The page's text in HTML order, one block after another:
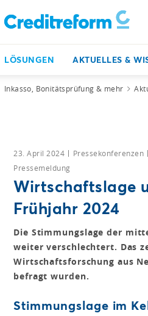
LÖSUNGEN AKTUELLES &
Inkasso, Bonitätsprüfung & mehr
23. April 2024 Pressekonferenzen
Pressemeldung
Wirtschaftslage
Frühjahr 2024
Die Stimmungslage der
weiter verschlechtert. Das
Wirtschaftsforschung aus
befragt wurden.
Stimmungslage im